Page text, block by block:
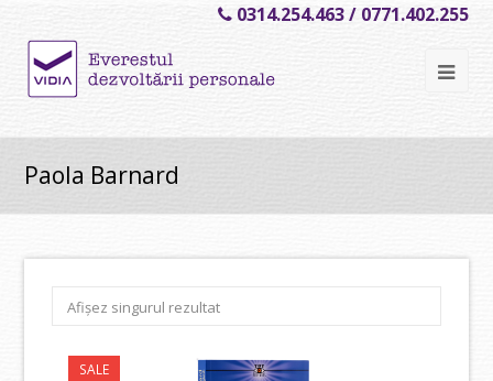
0314.254.463 / 0771.402.255
Paola Barnard
Afișez singurul rezultat
SALE